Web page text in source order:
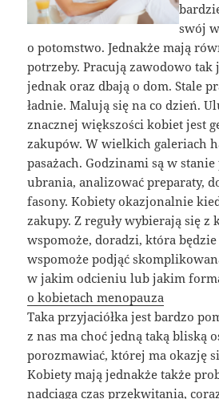
swój
o potomstwo. Jednakże mają
potrzeby. Pracują zawodowo tak
jednak oraz dbają o dom. Stale
ładnie. Malują się na co dzień.
znacznej większości kobiet jest
zakupów. W wielkich galeriach
pasażach. Godzinami są w
ubrania, analizować preparaty,
fasony. Kobiety okazjonalnie
zakupy. Z reguły wybierają się z
wspomoże, doradzi, która
wspomoże podjąć
w jakim odcieniu lub jakim
o kobietach menopauza
Taka przyjaciółka jest bardzo
z nas ma choć jedną taką bliską
porozmawiać, której ma okazję
Kobiety mają jednakże także
nadciąga czas przekwitania,